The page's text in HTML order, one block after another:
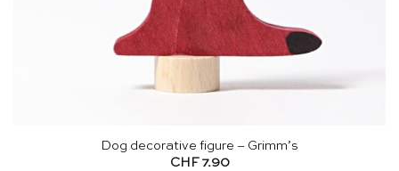
Dog decorative figure – Grimm’s
CHF 7.90